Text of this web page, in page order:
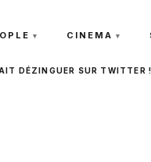
CINEMA
DÉZINGUER SUR TWITTER !